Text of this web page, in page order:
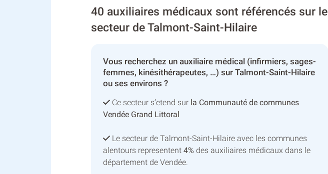
40 auxiliaires médicaux sont référencés sur le
secteur de Talmont-Saint-Hilaire
Vous recherchez un auxiliaire médical (infirmiers, sages-
femmes, kinésithérapeutes, …) sur Talmont-Saint-Hilaire
ou ses environs ?
Ce secteur s’etend sur la Communauté de communes
Vendée Grand Littoral
Le secteur de Talmont-Saint-Hilaire avec les communes
alentours representent 4% des auxiliaires médicaux dans le
département de Vendée.